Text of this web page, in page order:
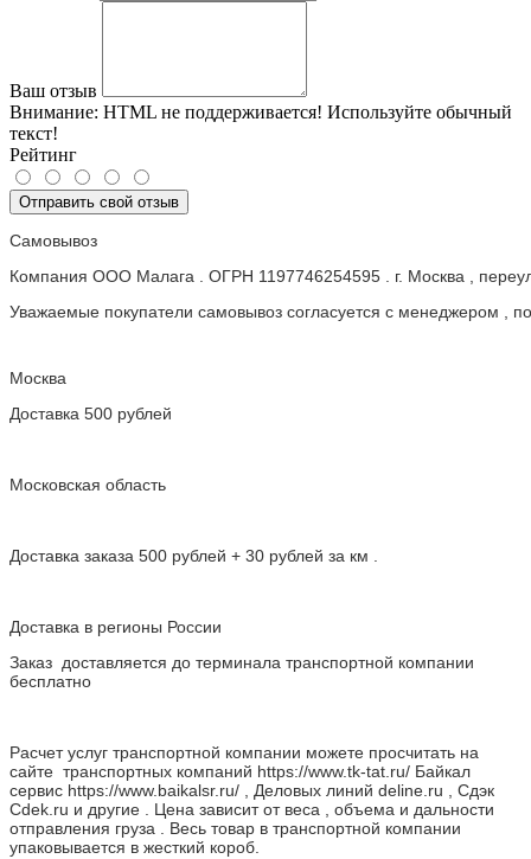
Ваш отзыв
Внимание: HTML не поддерживается! Используйте обычный
текст!
Рейтинг
Отправить свой отзыв
Самовывоз
Компания ООО Малага . ОГРН 1197746254595 . г. Москва ,
Уважаемые покупатели самовывоз согласуется с менеджером ,
Москва
Доставка 500 рублей
Московская область
Доставка заказа 500 рублей + 30 рублей за км .
Доставка в регионы России
Заказ доставляется до терминала транспортной компании
бесплатно
Расчет услуг транспортной компании можете просчитать на
сайте транспортных компаний https://www.tk-tat.ru/ Байкал
сервис https://www.baikalsr.ru/ , Деловых линий deline.ru , Сдэк
Cdek.ru и другие . Цена зависит от веса , объема и дальности
отправления груза . Весь товар в транспортной компании
упаковывается в жесткий короб.